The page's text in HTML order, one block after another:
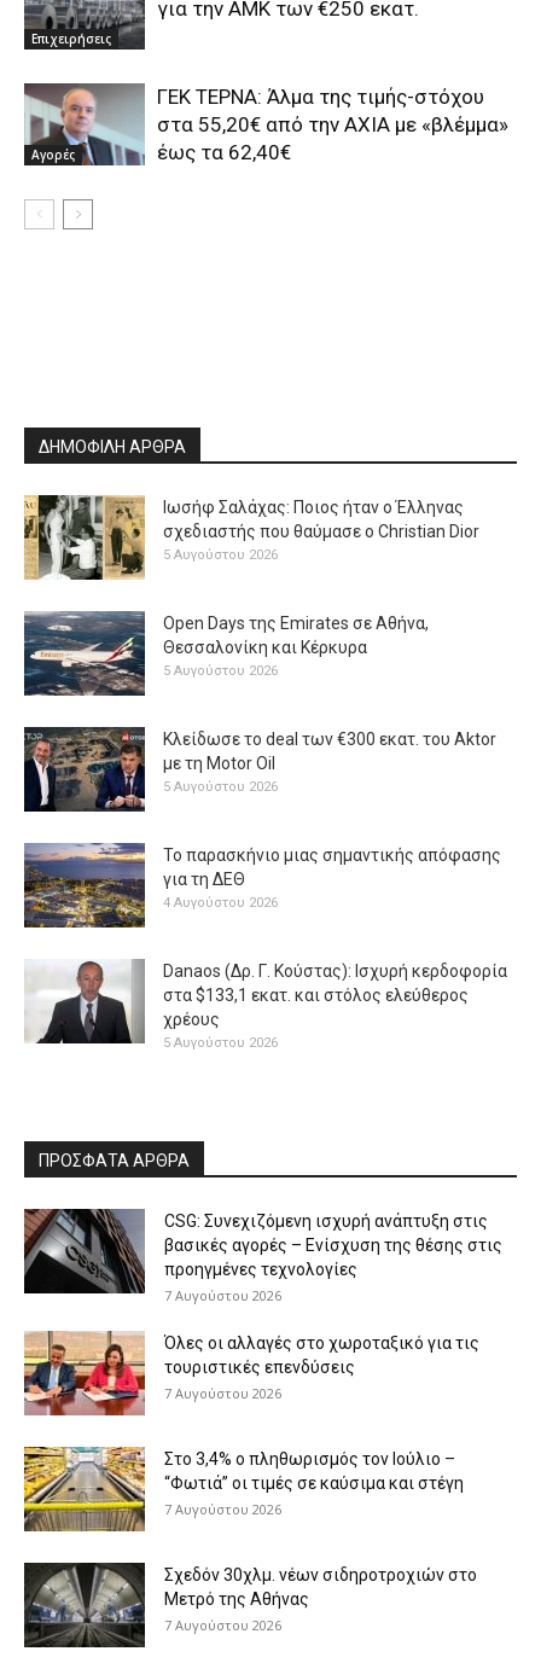
Επιχειρήσεις
για την ΑΜΚ των €250 εκατ.
Αγορές
ΓΕΚ ΤΕΡΝΑ: Άλμα της τιμής-στόχου
στα 55,20€ από την AXIA με «βλέμμα»
έως τα 62,40€
ΔΗΜΟΦΙΛΗ ΑΡΘΡΑ
Ιωσήφ Σαλάχας: Ποιος ήταν ο Έλληνας
σχεδιαστής που θαύμασε ο Christian Dior
5 Αυγούστου 2026
Open Days της Emirates σε Αθήνα,
Θεσσαλονίκη και Κέρκυρα
5 Αυγούστου 2026
Κλείδωσε το deal των €300 εκατ. του Aktor
με τη Μotor Oil
5 Αυγούστου 2026
Το παρασκήνιο μιας σημαντικής απόφασης
για τη ΔΕΘ
4 Αυγούστου 2026
Danaos (Δρ. Γ. Κούστας): Ισχυρή κερδοφορία
στα $133,1 εκατ. και στόλος ελεύθερος
χρέους
5 Αυγούστου 2026
ΠΡΟΣΦΑΤΑ ΑΡΘΡΑ
CSG: Συνεχιζόμενη ισχυρή ανάπτυξη στις
βασικές αγορές – Ενίσχυση της θέσης στις
προηγμένες τεχνολογίες
7 Αυγούστου 2026
Όλες οι αλλαγές στο χωροταξικό για τις
τουριστικές επενδύσεις
7 Αυγούστου 2026
Στο 3,4% ο πληθωρισμός τον Ιούλιο –
“Φωτιά” οι τιμές σε καύσιμα και στέγη
7 Αυγούστου 2026
Σχεδόν 30χλμ. νέων σιδηροτροχιών στο
Μετρό της Αθήνας
7 Αυγούστου 2026